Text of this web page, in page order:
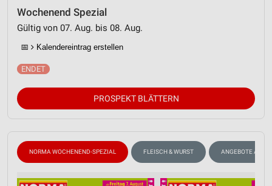
Wochenend Spezial
Gültig von 07. Aug. bis 08. Aug.
📅 Kalendereintrag erstellen
PROSPEKT BLÄTTERN
NORMA WOCHENEND-SPEZIAL FLEISCH & WURST ANGEBOTE AB